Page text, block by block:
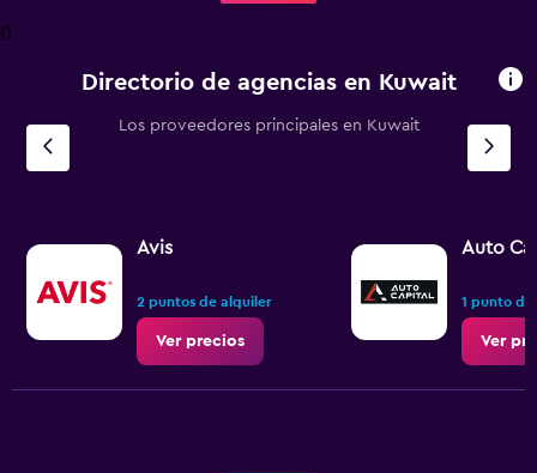
1
Y
axis
Range:
to
0
Directorio de agencias en Kuwait
Los proveedores principales en Kuwait
Avis
2 puntos de alquiler
Ver precios
Auto
1 punto
Ver